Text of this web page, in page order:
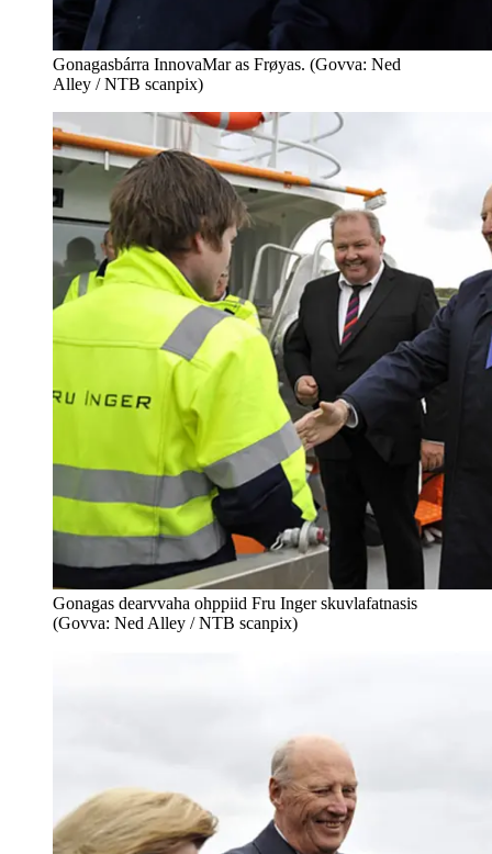
Gonagasbárra InnovaMar as Frøyas. (Govva: Ned
Alley / NTB scanpix)
Gonagas dearvvaha ohppiid Fru Inger skuvlafatnasis
(Govva: Ned Alley / NTB scanpix)